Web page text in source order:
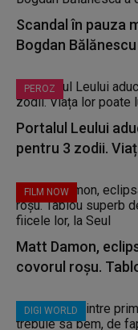
Scandal în pauza
Bogdan Bălănescu
PEROZ
Portalul Leului
pentru 3 zodii.
FILM NOW
Matt Damon,
covorul roșu.
DIGI WORLD